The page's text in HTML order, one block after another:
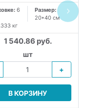
6
Размер:
20*40 см
кг
1 540.86 руб.
шт
+
В КОРЗИНУ